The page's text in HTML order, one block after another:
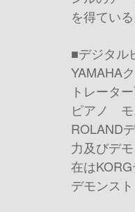
を得ている
■デジタル
YAMAHA
トレータ
ピアノ モ
ROLAND
力及びデ
在は
デモンス